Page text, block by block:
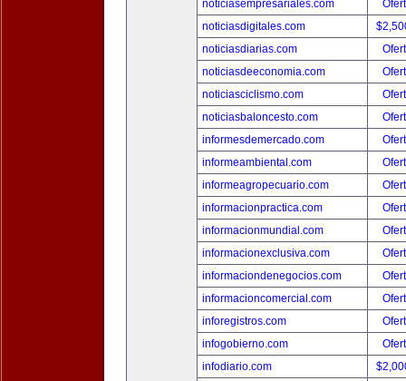
noticiasempresariales.com
noticiasdigitales.com
noticiasdiarias.com
noticiasdeeconomia.com
noticiasciclismo.com
noticiasbaloncesto.com
informesdemercado.com
informeambiental.com
informeagropecuario.com
informacionpractica.com
informacionmundial.com
informacionexclusiva.com
informaciondenegocios.com
informacioncomercial.com
inforegistros.com
infogobierno.com
infodiario.com